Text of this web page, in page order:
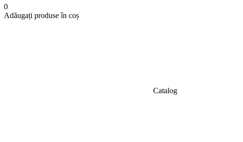
0
Adăugați produse în coș
Catalog